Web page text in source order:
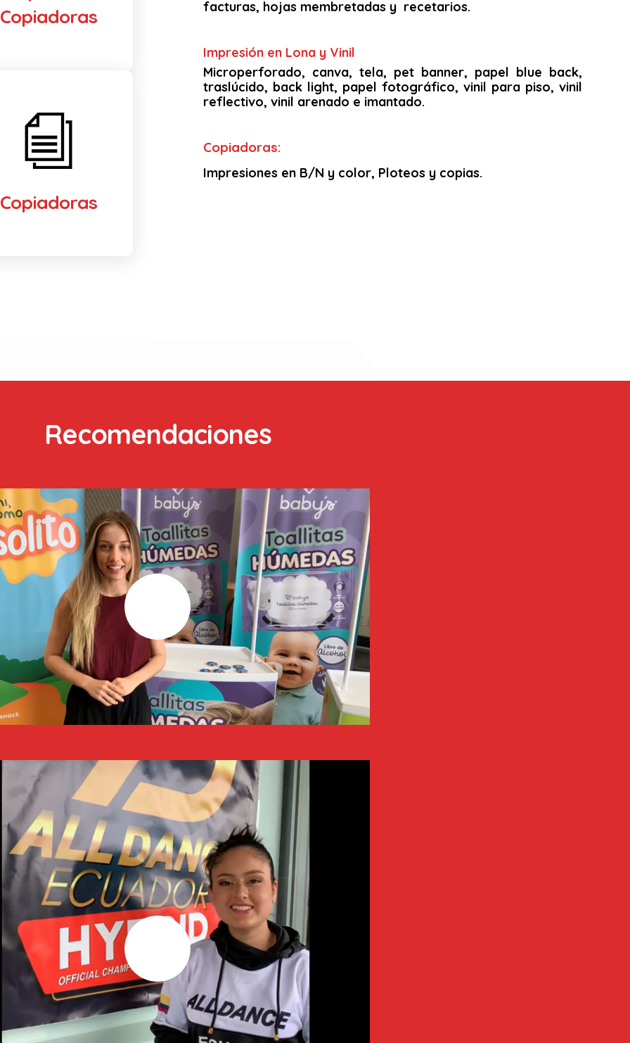
Copiadoras
Copiadoras
facturas, hojas membretadas y recetarios.
Impresión en Lona y Vinil
Microperforado, canva, tela, pet banner, papel blue back,
traslúcido, back light, papel fotográfico, vinil para piso, vinil
reflectivo, vinil arenado e imantado.
Copiadoras:
Impresiones en B/N y color, Ploteos y copias.
Recomendaciones